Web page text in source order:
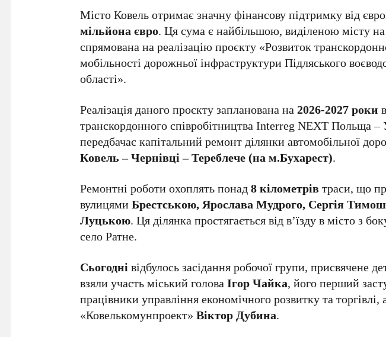
Місто Ковель отримає значну фінансову підтримку від
мільйона євро. Ця сума є найбільшою, виділеною місту на
спрямована на реалізацію проєкту «Розвиток
мобільності дорожньої інфраструктури Підляського
області».
Реалізація даного проєкту запланована на2026-2027 роки
транскордонного співробітництва Interreg NEXT Польща –
передбачає капітальний ремонт ділянки автомобільної
Ковель – Чернівці – Тереблече (на м.Бухарест).
Ремонтні роботи охоплять понад8 кілометрівтраси, що
вулицямиБрестською, Ярослава Мудрого, Сергія
Луцькою. Ця ділянка простягається від в’їзду в місто з
село Ратне.
Сьогоднівідбулось засідання робочої групи, присвячене
взяли участь міський головаІгор Чайка, його перший
працівники управління економічного розвитку та
«Ковелькомунпроект»Віктор Дубина.